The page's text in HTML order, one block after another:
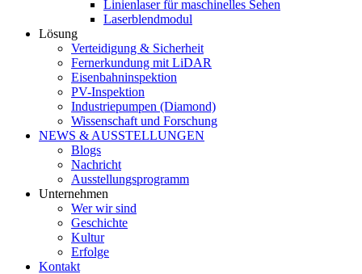
Linienlaser für maschinelles Sehen
Laserblendmodul
Lösung
Verteidigung & Sicherheit
Fernerkundung mit LiDAR
Eisenbahninspektion
PV-Inspektion
Industriepumpen (Diamond)
Wissenschaft und Forschung
NEWS & AUSSTELLUNGEN
Blogs
Nachricht
Ausstellungsprogramm
Unternehmen
Wer wir sind
Geschichte
Kultur
Erfolge
Kontakt